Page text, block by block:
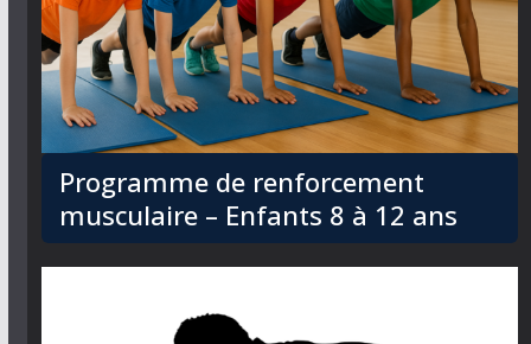
Programme de renforcement
musculaire – Enfants 8 à 12 ans